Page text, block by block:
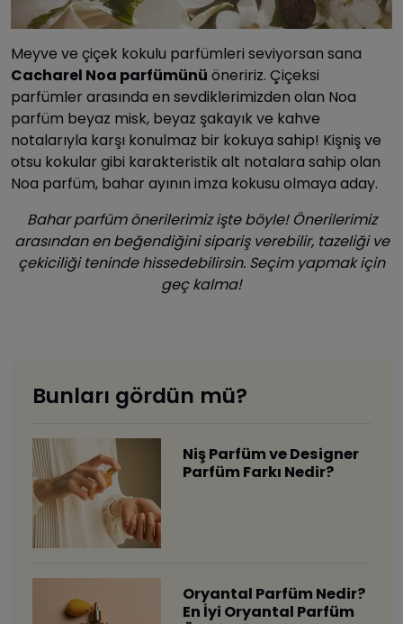
Meyve ve çiçek kokulu parfümleri seviyorsan sana
Cacharel Noa parfümünü öneririz. Çiçeksi
parfümler arasında en sevdiklerimizden olan Noa
parfüm beyaz misk, beyaz şakayık ve kahve
notalarıyla karşı konulmaz bir kokuya sahip! Kişniş ve
otsu kokular gibi karakteristik alt notalara sahip olan
Noa parfüm, bahar ayının imza kokusu olmaya aday.
Bahar parfüm önerilerimiz işte böyle! Önerilerimiz
arasından en beğendiğini sipariş verebilir, tazeliği ve
çekiciliği teninde hissedebilirsin. Seçim yapmak için
geç kalma!
Bunları gördün mü?
Niş Parfüm ve Designer
Parfüm Farkı Nedir?
Oryantal Parfüm Nedir?
En İyi Oryantal Parfüm